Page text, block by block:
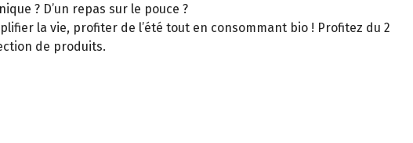
? D’un repas sur le pouce ?
la vie, profiter de l’été tout en consommant bio ! Profitez du 2
de produits.